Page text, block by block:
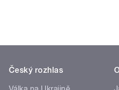
Český rozhlas